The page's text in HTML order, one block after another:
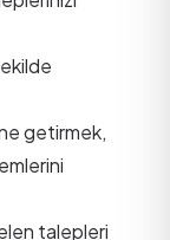
getirmek,
talepleri